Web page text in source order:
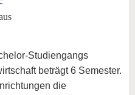
Sie uns
kennen
Studiengangs
beträgt 6 Semester.
die